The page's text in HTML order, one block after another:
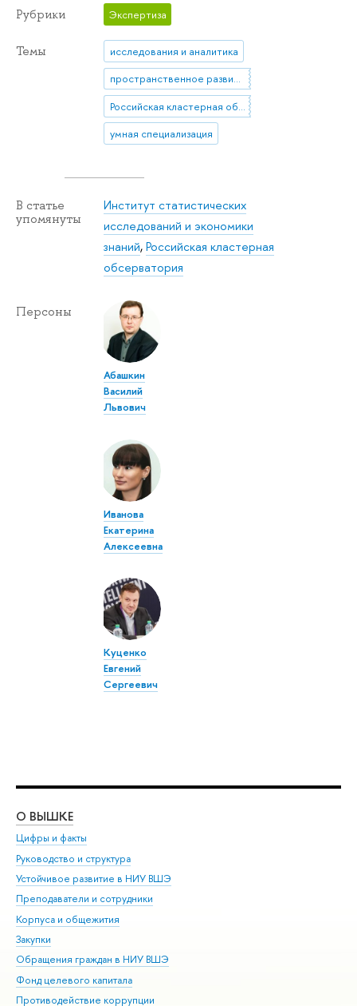
Рубрики Экспертиза
Темы
исследования и аналитика
пространственное развитие регионов
Российская кластерная обсерватория
умная специализация
В статье
упомянуты
Институт статистических
исследований и экономики
знаний,Российская кластерная
обсерватория
Персоны
Абашкин
Василий
Львович
Иванова
Екатерина
Алексеевна
Куценко
Евгений
Сергеевич
О ВЫШКЕ
Цифры и факты
Руководство и структура
Устойчивое развитие в НИУ ВШЭ
Преподаватели и сотрудники
Корпуса и общежития
Закупки
Обращения граждан в НИУ ВШЭ
Фонд целевого капитала
Противодействие коррупции